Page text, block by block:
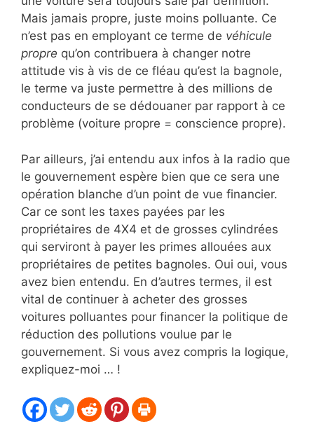
Mais jamais propre, juste moins polluante. Ce
n’est pas en employant ce terme de véhicule
propre qu’on contribuera à changer notre
attitude vis à vis de ce fléau qu’est la bagnole,
le terme va juste permettre à des millions de
conducteurs de se dédouaner par rapport à ce
problème (voiture propre = conscience propre).
Par ailleurs, j’ai entendu aux infos à la radio que
le gouvernement espère bien que ce sera une
opération blanche d’un point de vue financier.
Car ce sont les taxes payées par les
propriétaires de 4X4 et de grosses cylindrées
qui serviront à payer les primes allouées aux
propriétaires de petites bagnoles. Oui oui, vous
avez bien entendu. En d’autres termes, il est
vital de continuer à acheter des grosses
voitures polluantes pour financer la politique de
réduction des pollutions voulue par le
gouvernement. Si vous avez compris la logique,
expliquez-moi … !